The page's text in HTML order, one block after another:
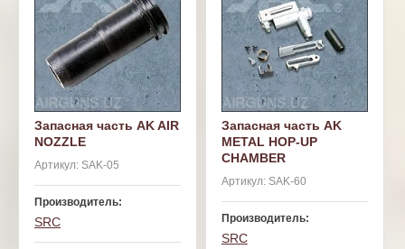
Запасная часть AK AIR
NOZZLE
Артикул: SAK-05
Производитель:
SRC
Запасная часть AK
METAL HOP-UP
CHAMBER
Артикул:SAK-60
Производитель:
SRC